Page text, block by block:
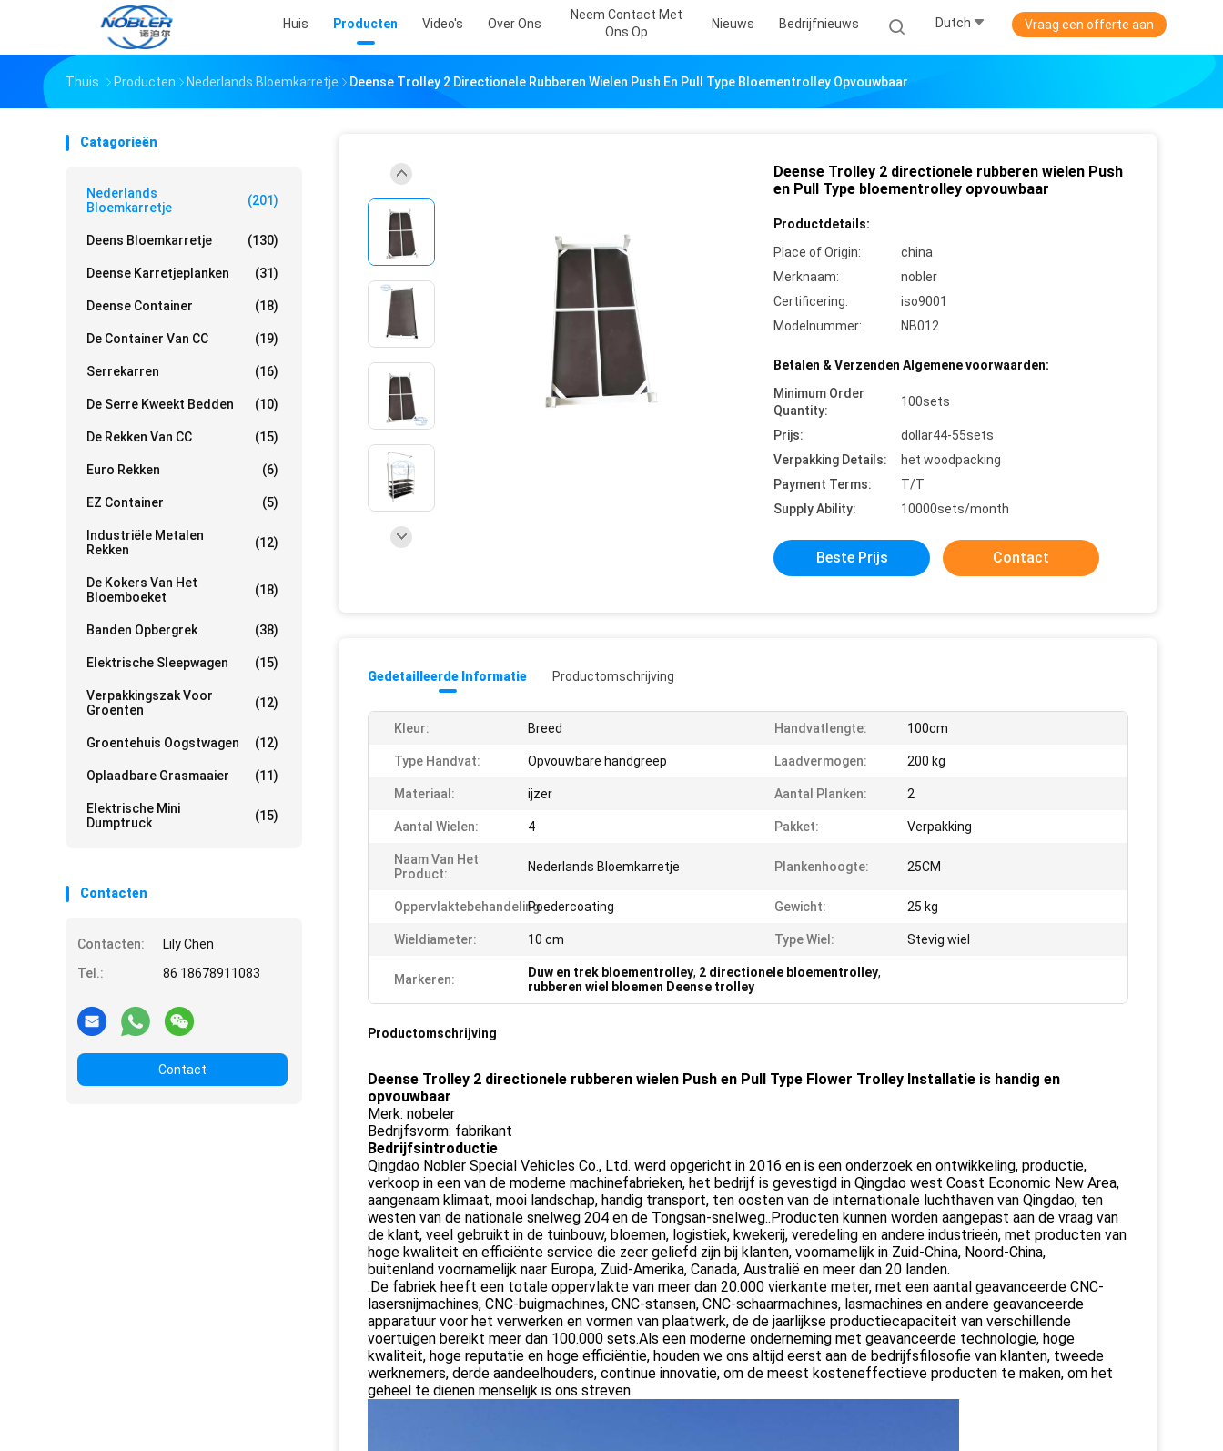
Huis Producten Video's Over Ons
Neem Contact Met
Ons Op
Nieuws Bedrijfnieuws Dutch Vraag een offerte aan
Thuis Producten Nederlands Bloemkarretje Deense Trolley 2 Directionele Rubberen Wielen Push En Pull Type Bloementrolley Opvouwbaar
Catagorieën
Nederlands
Bloemkarretje
(201)
Deens Bloemkarretje (130)
Deense Karretjeplanken (31)
Deense Container (18)
De Container Van CC (19)
Serrekarren (16)
De Serre Kweekt Bedden (10)
De Rekken Van CC (15)
Euro Rekken (6)
EZ Container (5)
Industriële Metalen
Rekken
(12)
De Kokers Van Het
Bloemboeket
(18)
Banden Opbergrek (38)
Elektrische Sleepwagen (15)
Verpakkingszak Voor
Groenten
(12)
Groentehuis Oogstwagen (12)
Oplaadbare Grasmaaier (11)
Elektrische Mini
Dumptruck
(15)
Contacten
Contacten:
Lily Chen
Tel.:
86 18678911083
Contact
Deense Trolley 2 directionele rubberen wielen Push
en Pull Type bloementrolley opvouwbaar
Productdetails:
Place of Origin:
china
Merknaam:
nobler
Certificering:
iso9001
Modelnummer:
NB012
Betalen & Verzenden Algemene voorwaarden:
Minimum Order
Quantity:
100sets
Prijs:
dollar44-55sets
Verpakking Details:
het woodpacking
Payment Terms:
T/T
Supply Ability:
10000sets/month
Beste Prijs Contact
Gedetailleerde Informatie Productomschrijving
Kleur: Breed Handvatlengte: 100cm
Type Handvat: Opvouwbare handgreep Laadvermogen: 200 kg
Materiaal: ijzer Aantal Planken: 2
Aantal Wielen: 4 Pakket: Verpakking
Naam Van Het
Product:
Nederlands Bloemkarretje Plankenhoogte: 25CM
Oppervlaktebehandeling:Poedercoating Gewicht: 25 kg
Wieldiameter: 10 cm Type Wiel: Stevig wiel
Markeren: Duw en trek bloementrolley, 2 directionele bloementrolley,
rubberen wiel bloemen Deense trolley
Productomschrijving
Deense Trolley 2 directionele rubberen wielen Push en Pull Type Flower Trolley Installatie is handig en
opvouwbaar
Merk: nobeler
Bedrijfsvorm: fabrikant
Bedrijfsintroductie
Qingdao Nobler Special Vehicles Co., Ltd. werd opgericht in 2016 en is een onderzoek en ontwikkeling, productie,
verkoop in een van de moderne machinefabrieken, het bedrijf is gevestigd in Qingdao west Coast Economic New Area,
aangenaam klimaat, mooi landschap, handig transport, ten oosten van de internationale luchthaven van Qingdao, ten
westen van de nationale snelweg 204 en de Tongsan-snelweg..Producten kunnen worden aangepast aan de vraag van
de klant, veel gebruikt in de tuinbouw, bloemen, logistiek, kwekerij, veredeling en andere industrieën, met producten van
hoge kwaliteit en efficiënte service die zeer geliefd zijn bij klanten, voornamelijk in Zuid-China, Noord-China,
buitenland voornamelijk naar Europa, Zuid-Amerika, Canada, Australië en meer dan 20 landen.
.De fabriek heeft een totale oppervlakte van meer dan 20.000 vierkante meter, met een aantal geavanceerde CNC-
lasersnijmachines, CNC-buigmachines, CNC-stansen, CNC-schaarmachines, lasmachines en andere geavanceerde
apparatuur voor het verwerken en vormen van plaatwerk, de de jaarlijkse productiecapaciteit van verschillende
voertuigen bereikt meer dan 100.000 sets.Als een moderne onderneming met geavanceerde technologie, hoge
kwaliteit, hoge reputatie en hoge efficiëntie, houden we ons altijd eerst aan de bedrijfsfilosofie van klanten, tweede
werknemers, derde aandeelhouders, continue innovatie, om de meest kosteneffectieve producten te maken, om het
geheel te dienen menselijk is ons streven.